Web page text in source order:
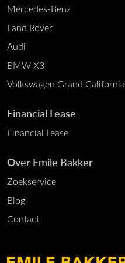
Mercedes-Benz
Land Rover
Audi
BMW X3
Volkswagen Grand California
Financial Lease
Financial Lease
Over Emile Bakker
Zoekservice
Blog
Contact